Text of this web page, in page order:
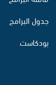
جدول البرامج
بودكاست